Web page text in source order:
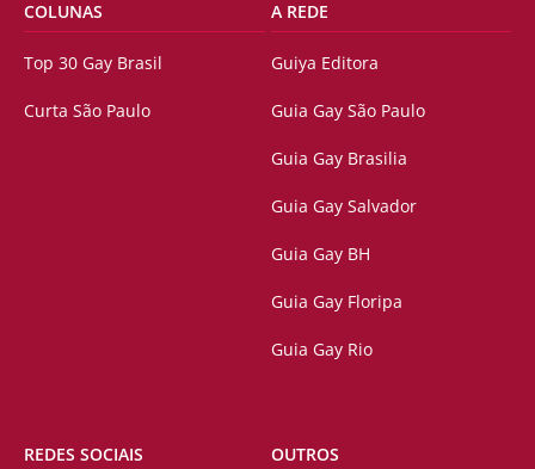
COLUNAS
Top 30 Gay Brasil
Curta São Paulo
A REDE
Guiya Editora
Guia Gay São Paulo
Guia Gay Brasilia
Guia Gay Salvador
Guia Gay BH
Guia Gay Floripa
Guia Gay Rio
REDES SOCIAIS OUTROS